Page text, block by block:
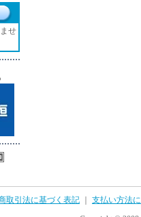
せ
取引法に基づく表記
支払い方法